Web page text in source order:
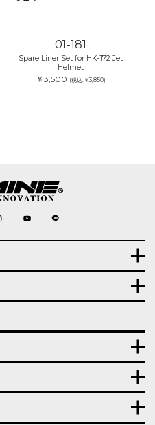
01-181
Spare Liner Set for HK-172 Jet
Helmet
￥3,500 (税込:￥3,850)